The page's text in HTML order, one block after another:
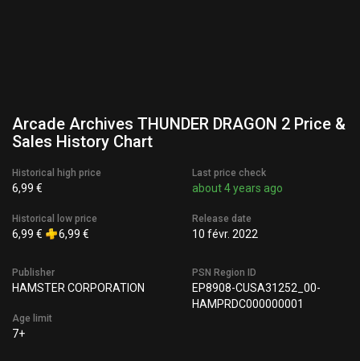
Arcade Archives THUNDER DRAGON 2 Price &
Sales History Chart
Historical high price
6,99 €
Historical low price
6,99 € 6,99 €
Last price check
about 4 years ago
Release date
10 févr. 2022
Publisher
HAMSTER CORPORATION
Age limit
7+
PSN Region ID
EP8908-CUSA31252_00-
HAMPRDC000000001